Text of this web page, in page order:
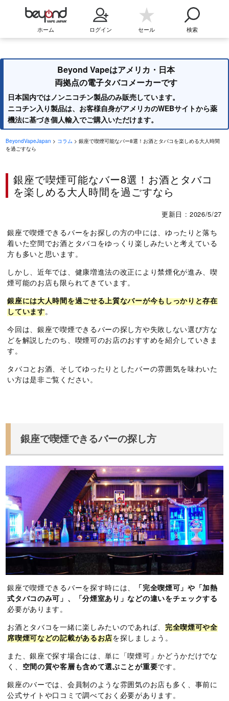
ホーム ログイン セール 検索
Beyond Vapeはアメリカ・日本
両拠点の電子タバコメーカーです
日本国内ではノンニコチン製品のみ販売しています。
ニコチン入り製品は、お客様自身がアメリカのWEBサイトから薬
機法に基づき個人輸入でご購入いただけます。
BeyondVapeJapan > コラム > 銀座で喫煙可能なバー8選！お酒とタバコを楽しめる大人時間
を過ごすなら
銀座で喫煙可能なバー8選！お酒とタバコ
を楽しめる大人時間を過ごすなら
更新日 : 2026/5/27
銀座で喫煙できるバーをお探しの方の中には、ゆったりと落ち
着いた空間でお酒とタバコをゆっくり楽しみたいと考えている
方も多いと思います。
しかし、近年では、健康増進法の改正により禁煙化が進み、喫
煙可能のお店も限られてきています。
銀座には大人時間を過ごせる上質なバーが今もしっかりと存在
しています。
今回は、銀座で喫煙できるバーの探し方や失敗しない選び方な
どを解説したのち、喫煙可のお店のおすすめを紹介していきま
す。
タバコとお酒、そしてゆったりとしたバーの雰囲気を味わいた
い方は是非ご覧ください。
銀座で喫煙できるバーの探し方
銀座で喫煙できるバーを探す時には、
「完全喫煙可」や「加熱
式タバコのみ可」、「分煙室あり」などの違いをチェックする
必要があります。
お酒とタバコを一緒に楽しみたいのであれば、 完全喫煙可や全
席喫煙可などの記載があるお店を探しましょう。
また、銀座で探す場合には、単に「喫煙可」かどうかだけでな
く、 空間の質や客層も含めて選ぶことが重要です。
銀座のバーでは、会員制のような雰囲気のお店も多く、事前に
公式サイトや口コミで調べておく必要があります。